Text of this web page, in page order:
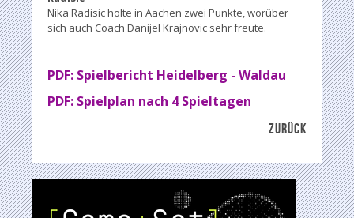
Nika Radisic holte in Aachen zwei Punkte, worüber
sich auch Coach Danijel Krajnovic sehr freute.
PDF: Spielbericht Heidelberg - Waldau
PDF: Spielplan nach 4 Spieltagen
ZURÜCK